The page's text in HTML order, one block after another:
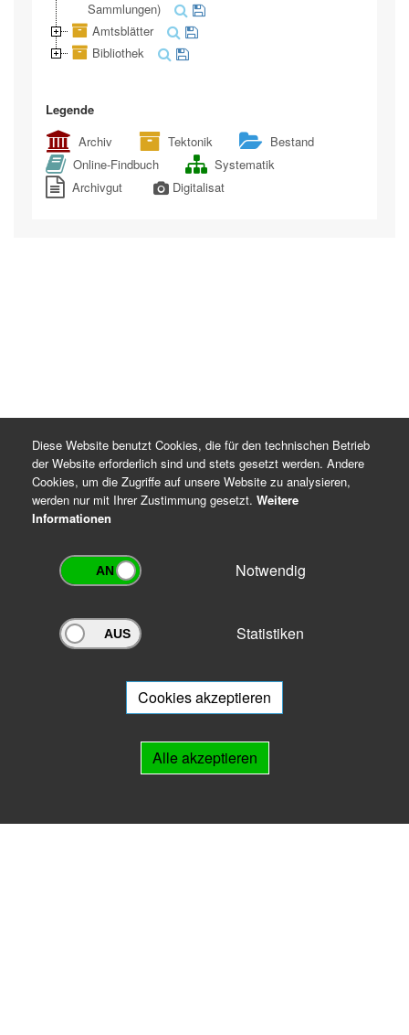
Sammlungen)
Amtsblätter
Bibliothek
Legende
Archiv
Tektonik
Bestand
Online-Findbuch
Systematik
Archivgut
Digitalisat
Archivportal Thüringen
Ihnen beratend zur Seite.
Diese Website benutzt Cookies, die für den technischen Betrieb
der Website erforderlich sind und stets gesetzt werden. Andere
Cookies, um die Zugriffe auf unsere Website zu analysieren,
werden nur mit Ihrer Zustimmung gesetzt. Weitere
Informationen
Notwendig
Statistiken
Cookies akzeptieren
Alle akzeptieren